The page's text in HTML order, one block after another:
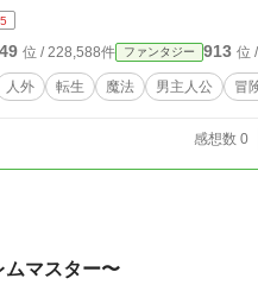
位 / 228,588件 ファンタジー 913 位
人外 転生 魔法 男主人公 冒
感想数 0
ムマスター〜